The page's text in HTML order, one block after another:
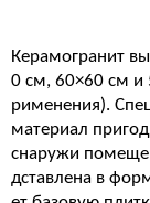
Керамогранит
0 см, 60×60 см и
рименения).
материал
снаружи
дставлена в